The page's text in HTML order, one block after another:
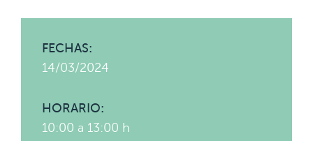
FECHAS:
14/03/2024
HORARIO:
10:00 a 13:00 h